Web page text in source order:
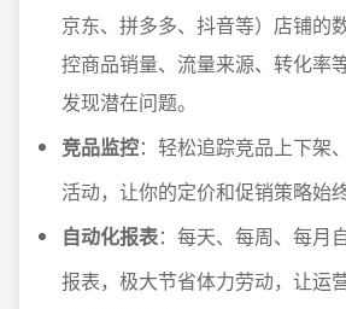
京东、拼多多、抖音等）店铺的
控商品销量、流量来源、转化率
发现潜在问题。
竞品监控：轻松追踪竞品上下架
活动，让你的定价和促销策略始终
自动化报表：每天、每周、每月
报表，极大节省体力劳动，让运